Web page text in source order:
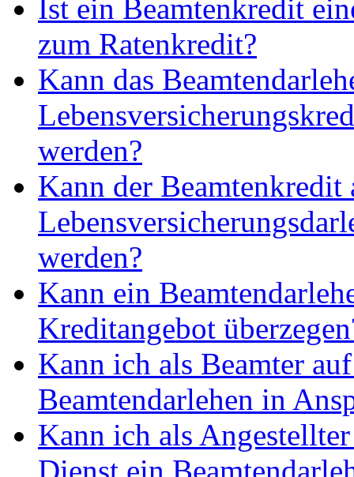
Ist ein Beamtenkredit
zum Ratenkredit?
Kann das
werden?
Kann der Beamtenkredit
werden?
Kann ein
Kreditangebot
Kann ich als Beamter
Beamtendarlehen in
Kann ich als
Dienst ein